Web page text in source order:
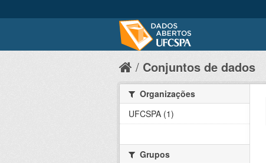
Conjuntos de dados
Organizações
UFCSPA (1)
Grupos